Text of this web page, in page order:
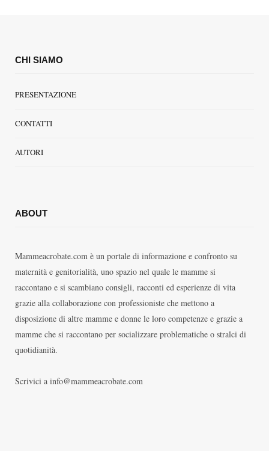
CHI SIAMO
PRESENTAZIONE
CONTATTI
AUTORI
ABOUT
Mammeacrobate.com è un portale di informazione e confronto su
maternità e genitorialità, uno spazio nel quale le mamme si
raccontano e si scambiano consigli, racconti ed esperienze di vita
grazie alla collaborazione con professioniste che mettono a
disposizione di altre mamme e donne le loro competenze e grazie a
mamme che si raccontano per socializzare problematiche o stralci di
quotidianità.
Scrivici a info@mammeacrobate.com